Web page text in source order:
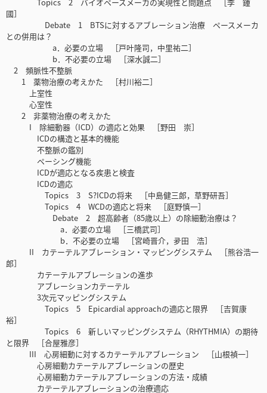
國］
Debate 1 BTSに対するアブレーション治療 ペースメーカ
との併用は？
a．必要の立場 ［戸叶隆司，中里祐二］
b．不必要の立場 ［深水誠二］
2 頻脈性不整脈
1 薬物治療の考えかた ［村川裕二］
上室性
心室性
2 非薬物治療の考えかた
I 除細動器（ICD）の適応と効果 ［野田 崇］
ICDの構造と基本的機能
不整脈の鑑別
ペーシング機能
ICDが適応となる疾患と検査
ICDの適応
Topics 3 S?ICDの将来 ［中島健三郎，草野研吾］
Topics 4 WCDの適応と将来 ［庭野慎一］
Debate 2 超高齢者（85歳以上）の除細動治療は？
a．必要の立場 ［三橋武司］
b．不必要の立場 ［宮崎晋介，夛田 浩］
II カテーテルアブレーション・マッピングシステム ［熊谷浩一
郎］
カテーテルアブレーションの進歩
アブレーションカテーテル
3次元マッピングシステム
Topics 5 Epicardial approachの適応と限界 ［吉賀康
裕］
Topics 6 新しいマッピングシステム（RHYTHMIA）の期待
と限界 ［合屋雅彦］
III 心房細動に対するカテーテルアブレーション ［山根禎一］
心房細動カテーテルアブレーションの歴史
心房細動カテーテルアブレーションの方法・成績
カテーテルアブレーションの治療適応